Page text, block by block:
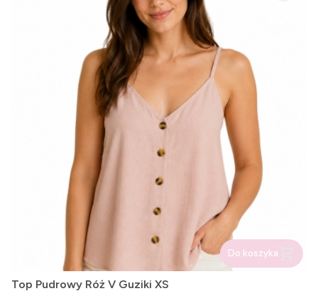
Do koszyka
Top Pudrowy Róż V Guziki XS